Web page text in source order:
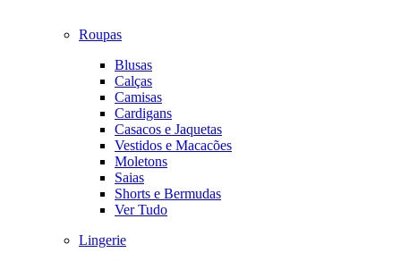
Roupas
Blusas
Calças
Camisas
Cardigans
Casacos e Jaquetas
Vestidos e Macacões
Moletons
Saias
Shorts e Bermudas
Ver Tudo
Lingerie